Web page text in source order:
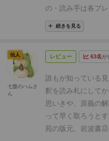
の ・読み手は各プ
み手を行ったら(2周
はカジュアルさを
かなと思います。
いたのは結構 読み
覚えられちゃうこと
ら、読み手が読み
す。 それくらい読
はあんなに苦労し
続きを見る
レビュー 63名が
誰もが知っている
釈を読み札にして
思いきや、原義の
って早く取ろうと
苑の版元、岩波書店
仙人
七盤のハムさ
ん